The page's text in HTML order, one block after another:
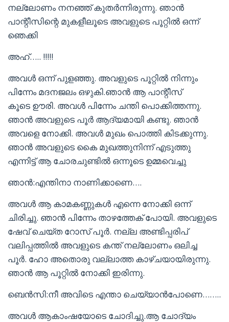
നല്ലോണം നനഞ്ഞ് കുതർന്നിരുന്നു. ഞാൻ
പാന്റീസിന്റെ മുകളീലൂടെ അവളുടെ പൂറ്റിൽ ഒന്ന്
ഞെക്കി
അഹ്….. !!!!!
അവൾ ഒന്ന് പുളഞ്ഞു. അവളുടെ പൂറ്റിൽ നിന്നും
പിന്നേം മദനജലം ഒഴുകി.ഞാൻ ആ പാന്റീസ്
കൂടെ ഊരി. അവൾ പിന്നേം ചന്തി പൊക്കിത്തന്നു.
ഞാൻ അവളുടെ പൂർ ആദ്യമായി കണ്ടു. ഞാൻ
അവളെ നോക്കി. അവൾ മുഖം പൊത്തി കിടക്കുന്നു.
ഞാൻ അവളുടെ കൈ മുഖത്തുനിന്ന് എടുത്തു
എന്നിട്ട് ആ ചോരചുണ്ടിൽ ഒന്നൂടെ ഉമ്മവെച്ചു
ഞാൻ:എന്തിനാ നാണിക്കാണെ….
അവൾ ആ കാമകണ്ണുകൾ എന്നെ നോക്കി ഒന്ന്
ചിരിച്ചു. ഞാൻ പിന്നേം താഴത്തേക് പോയി. അവളുടെ
ഷേവ് ചെയ്ത റോസ് പൂർ. നല്ല അണ്ടിപ്പരിപ്
വലിപ്പത്തിൽ അവളുടെ കന്ത് നല്ലോണം ഒലിച്ച
പൂർ. ഹോ അതൊരു വല്ലാത്ത കാഴ്ചയായിരുന്നു.
ഞാൻ ആ പൂറ്റിൽ നോക്കി ഇരിന്നു.
ബെൻസി:നീ അവിടെ എന്താ ചെയ്യാൻപോണെ……..
അവൾ ആകാംഷയോടെ ചോദിച്ചു.ആ ചോദ്യം